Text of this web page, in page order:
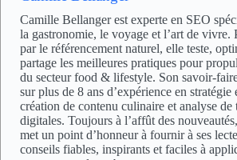
Camille Bellanger est experte en SEO
la gastronomie, le voyage et l’art de vivre.
par le référencement naturel, elle teste,
partage les meilleures pratiques pour
du secteur food & lifestyle. Son savoir-
sur plus de 8 ans d’expérience en stratégie
création de contenu culinaire et analyse de
digitales. Toujours à l’affût des
met un point d’honneur à fournir à ses
conseils fiables, inspirants et faciles à